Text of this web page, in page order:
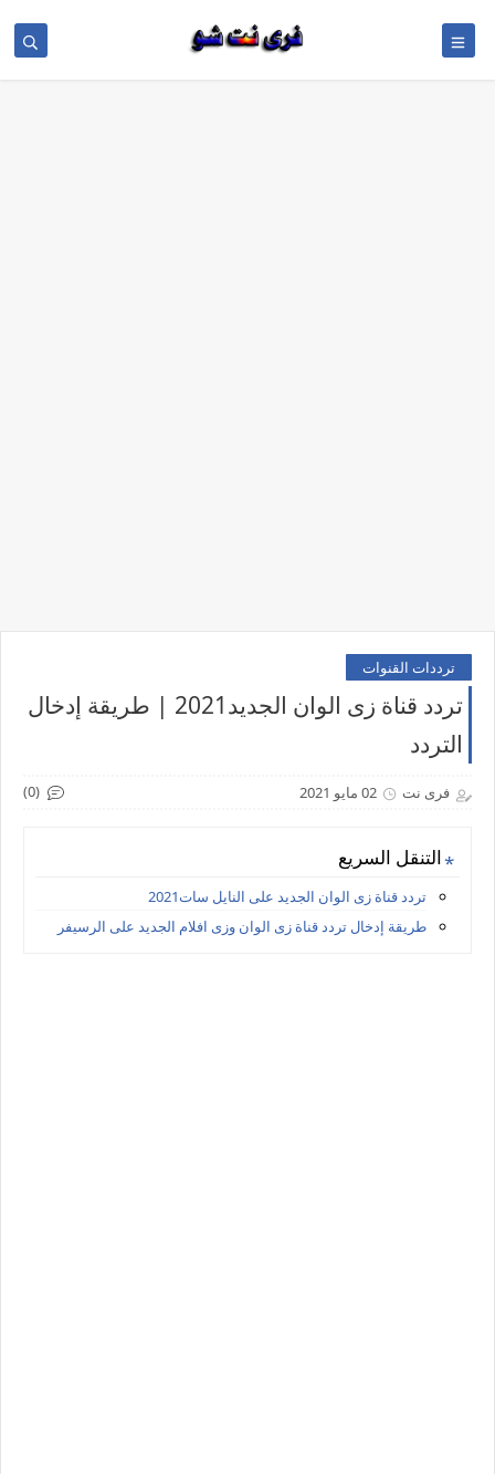
ترددات القنوات
تردد قناة زى الوان الجديد2021 | طريقة إدخال
التردد
فرى نت 02 مايو 2021 (0)
التنقل السريع
تردد قناة زى الوان الجديد على النايل سات2021
طريقة إدخال تردد قناة زى الوان وزى افلام الجديد على الرسيفر